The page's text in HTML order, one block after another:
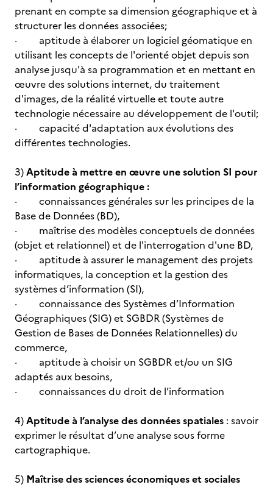
prenant en compte sa dimension géographique et à
structurer les données associées;
· aptitude à élaborer un logiciel géomatique en
utilisant les concepts de l'orienté objet depuis son
analyse jusqu'à sa programmation et en mettant en
œuvre des solutions internet, du traitement
d'images, de la réalité virtuelle et toute autre
technologie nécessaire au développement de l'outil;
· capacité d'adaptation aux évolutions des
différentes technologies.
3)Aptitude à mettre en œuvre une solution SI pour
l’information géographique :
· connaissances générales sur les principes de la
Base de Données (BD),
· maîtrise des modèles conceptuels de données
(objet et relationnel) et de l'interrogation d'une BD,
· aptitude à assurer le management des projets
informatiques, la conception et la gestion des
systèmes d’information (SI),
· connaissance des Systèmes d’Information
Géographiques (SIG) et SGBDR (Systèmes de
Gestion de Bases de Données Relationnelles) du
commerce,
· aptitude à choisir un SGBDR et/ou un SIG
adaptés aux besoins,
· connaissances du droit de l’information
4)Aptitude à l’analyse des données spatiales : savoir
exprimer le résultat d’une analyse sous forme
cartographique.
5) Maîtrise des sciences économiques et sociales